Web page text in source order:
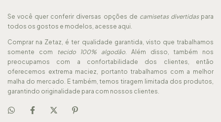
Se você quer conferir diversas opções de camisetas divertidaspara
todos os gostos e modelos, acesse aqui.
Comprar na Zetaz, é ter qualidade garantida, visto que trabalhamos
somente com
tecido 100% algodão. Além disso, também nos
preocupamos com a confortabilidade dos clientes, então
oferecemos extrema maciez, portanto trabalhamos com a melhor
malha do mercado. E também, temos tiragem limitada dos produtos,
garantindo originalidade para com nossos clientes.